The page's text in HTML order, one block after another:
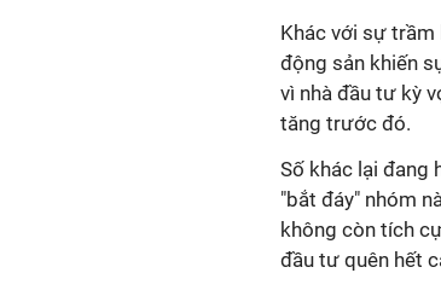
Khác với sự
động sản khiến
vì nhà đầu tư kỳ
tăng trước đó.
Số khác lại đang
"bắt đáy" nhóm
không còn tích
đầu tư quên hết